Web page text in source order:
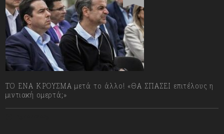
ΤΟ ΕΝΑ ΚΡΟΥΣΜΑ μετά το άλλο! «ΘΑ ΣΠΑΣΕΙ επιτέλους η
μιντιακή ομερτά;»